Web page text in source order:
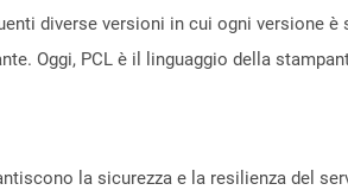
diverse versioni in cui ogni versione
Oggi, PCL è il linguaggio della
la sicurezza e la resilienza del